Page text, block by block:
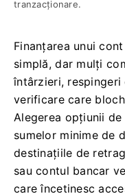
tranzacționare.
Finanțarea unui
simplă, dar mulți
întârzieri,
verificare care
Alegerea opțiunii
sumelor minime de
destinațiile de
sau contul bancar
care încetinesc